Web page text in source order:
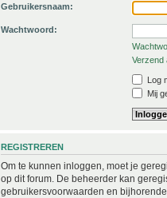
Gebruikersnaam:
Wachtwoord:
Verzend
Log
Mij
REGISTREREN
Om te kunnen inloggen, moet je
op dit forum. De beheerder kan
gebruikersvoorwaarden en